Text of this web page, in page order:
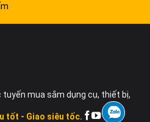
tuyến mua sắm dụng cụ, thiết bị,
tốt - Giao siêu tốc.